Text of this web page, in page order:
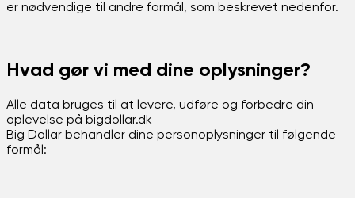
er nødvendige til andre formål, som beskrevet nedenfor.
Hvad gør vi med dine oplysninger?
Alle data bruges til at levere, udføre og forbedre din
oplevelse på bigdollar.dk
Big Dollar behandler dine personoplysninger til følgende
formål: